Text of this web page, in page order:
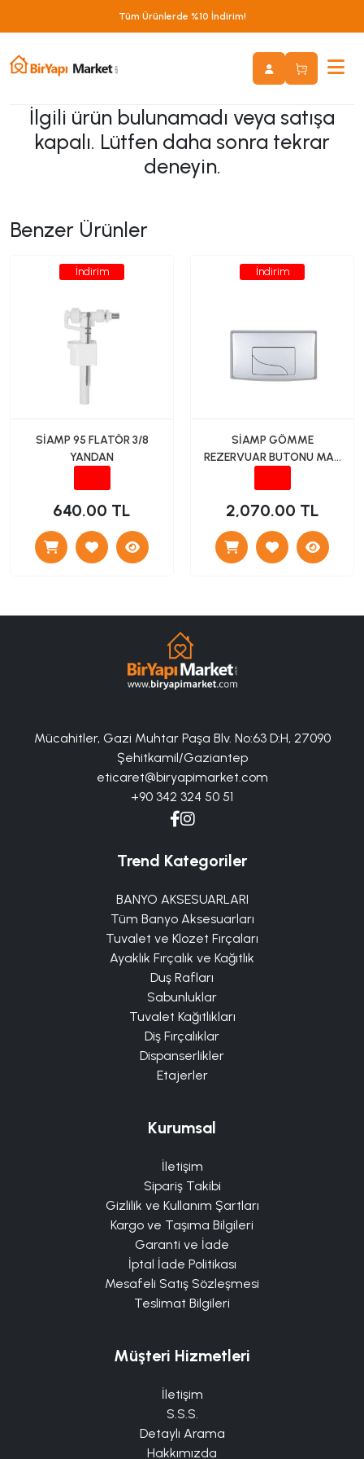
Tüm Ürünlerde %10 İndirim!
İlgili ürün bulunamadı veya satışa
kapalı. Lütfen daha sonra tekrar
deneyin.
Benzer Ürünler
İndirim
SİAMP 95 FLATÖR 3/8
YANDAN
640.00 TL
İndirim
SİAMP GÖMME
REZERVUAR BUTONU MAT
2,070.00 TL
Mücahitler, Gazi Muhtar Paşa Blv. No:63 D:H, 27090
Şehitkamil/Gaziantep
eticaret@biryapimarket.com
+90 342 324 50 51
Trend Kategoriler
BANYO AKSESUARLARI
Tüm Banyo Aksesuarları
Tuvalet ve Klozet Fırçaları
Ayaklık Fırçalık ve Kağıtlık
Duş Rafları
Sabunluklar
Tuvalet Kağıtlıkları
Diş Fırçalıklar
Dispanserlikler
Etajerler
Kurumsal
İletişim
Sipariş Takibi
Gizlilik ve Kullanım Şartları
Kargo ve Taşıma Bilgileri
Garanti ve İade
İptal İade Politikası
Mesafeli Satış Sözleşmesi
Teslimat Bilgileri
Müşteri Hizmetleri
İletişim
S.S.S.
Detaylı Arama
Hakkımızda